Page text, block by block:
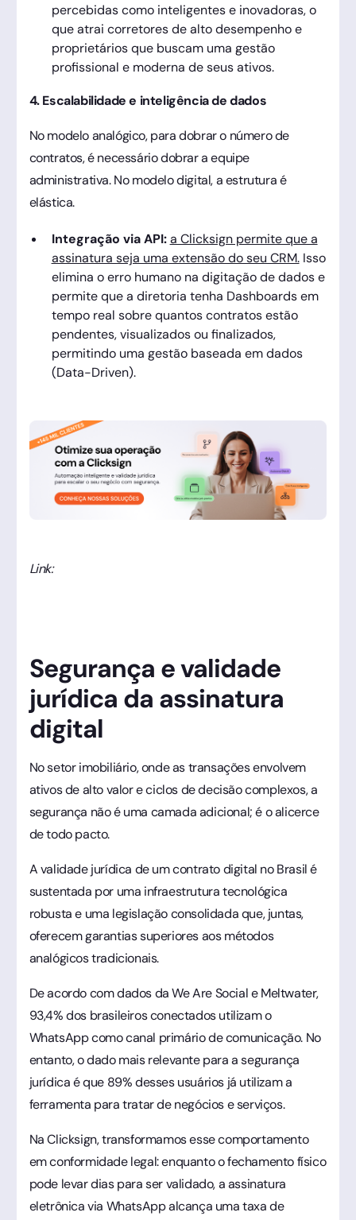
percebidas como inteligentes e inovadoras, o
que atrai corretores de alto desempenho e
proprietários que buscam uma gestão
profissional e moderna de seus ativos.
4. Escalabilidade e inteligência de dados
No modelo analógico, para dobrar o número de
contratos, é necessário dobrar a equipe
administrativa. No modelo digital, a estrutura é
elástica.
Integração via API: a Clicksign permite que a
assinatura seja uma extensão do seu CRM.Isso
elimina o erro humano na digitação de dados e
permite que a diretoria tenha Dashboards em
tempo real sobre quantos contratos estão
pendentes, visualizados ou finalizados,
permitindo uma gestão baseada em dados
(Data-Driven).
Link:
Segurança e validade
jurídica da assinatura
digital
No setor imobiliário, onde as transações envolvem
ativos de alto valor e ciclos de decisão complexos, a
segurança não é uma camada adicional; é o alicerce
de todo pacto.
A validade jurídica de um contrato digital no Brasil é
sustentada por uma infraestrutura tecnológica
robusta e uma legislação consolidada que, juntas,
oferecem garantias superiores aos métodos
analógicos tradicionais.
De acordo com dados da We Are Social e Meltwater,
93,4% dos brasileiros conectados utilizam o
WhatsApp como canal primário de comunicação. No
entanto, o dado mais relevante para a segurança
jurídica é que 89% desses usuários já utilizam a
ferramenta para tratar de negócios e serviços.
Na Clicksign, transformamos esse comportamento
em conformidade legal: enquanto o fechamento físico
pode levar dias para ser validado, a assinatura
eletrônica via WhatsApp alcança uma taxa de